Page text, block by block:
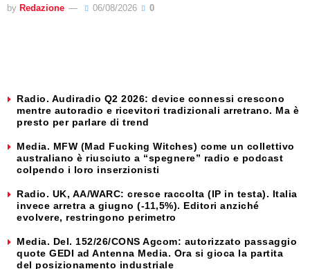
by Redazione 06/08/2026 0
Radio. Audiradio Q2 2026: device connessi crescono
mentre autoradio e ricevitori tradizionali arretrano. Ma è
presto per parlare di trend
Media. MFW (Mad Fucking Witches) come un collettivo
australiano è riusciuto a “spegnere” radio e podcast
colpendo i loro inserzionisti
Radio. UK, AA/WARC: cresce raccolta (IP in testa). Italia
invece arretra a giugno (-11,5%). Editori anziché
evolvere, restringono perimetro
Media. Del. 152/26/CONS Agcom: autorizzato passaggio
quote GEDI ad Antenna Media. Ora si gioca la partita
del posizionamento industriale